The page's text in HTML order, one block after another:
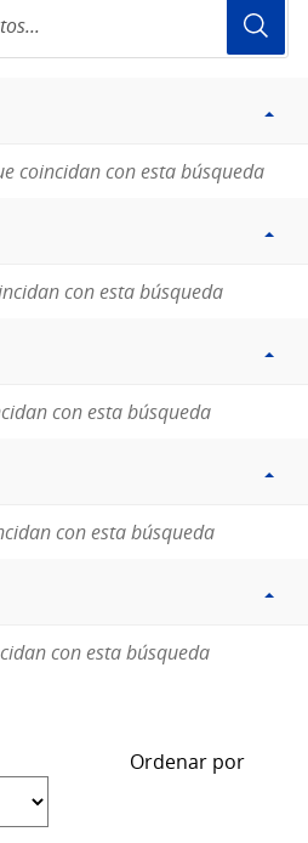
coincidan con esta búsqueda
con esta búsqueda
con esta búsqueda
con esta búsqueda
con esta búsqueda
Ordenar por